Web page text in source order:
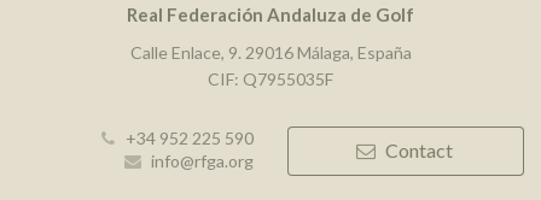
Real Federación Andaluza de Golf
Calle Enlace, 9. 29016 Málaga, España
CIF: Q7955035F
+34 952 225 590
info@rfga.org
Contact